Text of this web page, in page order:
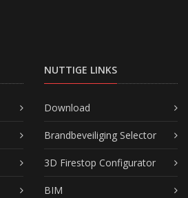
NUTTIGE LINKS
Download
Brandbeveiliging Selector
3D Firestop Configurator
BIM